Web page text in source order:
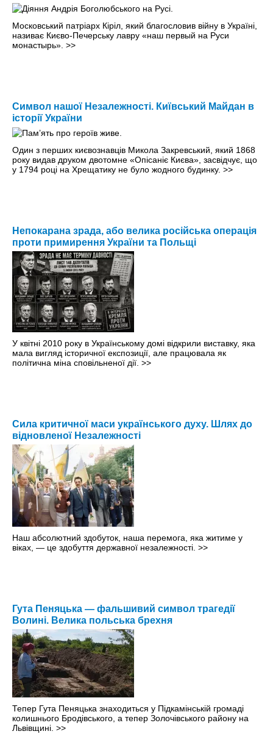
Московський патріарх Кіріл, який благословив війну в Україні,
називає Києво-Печерську лавру «наш первый на Руси
монастырь». >>
Символ нашої Незалежності. Київський Майдан в
історії України
Один з перших києвознавців Микола Закревський, який 1868
року видав друком двотомне «Опісаніє Києва», засвідчує, що
у 1794 році на Хрещатику не було жодного будинку. >>
Непокарана зрада, або велика російська операція
проти примирення України та Польщі
У квітні 2010 року в Українському домі відкрили виставку, яка
мала вигляд історичної експозиції, але працювала як
політична міна сповільненої дії. >>
Сила критичної маси українського духу. Шлях до
відновленої Незалежності
Наш абсолютний здобуток, наша перемога, яка житиме у
віках, — це здобуття державної незалежності. >>
Гута Пеняцька — фальшивий символ трагедії
Волині. Велика польська брехня
Тепер Гута Пеняцька знаходиться у Підкамінській громаді
колишнього Бродівського, а тепер Золочівського району на
Львівщині. >>